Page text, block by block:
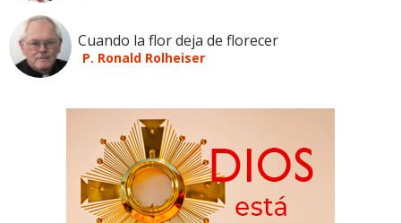
Cuando la flor deja de florecer
P. Ronald Rolheiser